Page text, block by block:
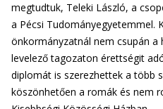
megtudtuk, Teleki László, a
a Pécsi Tudományegyetemmel.
önkormányzatnál nem csupán
levelező tagozaton érettségit
diplomát is szerezhettek a több
köszönhetően a romák és nem